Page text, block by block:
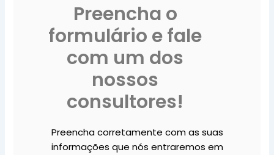
Preencha o
formulário e fale
com um dos
nossos
consultores!
Preencha corretamente com as suas
informações que nós entraremos em